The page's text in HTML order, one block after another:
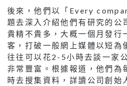
後來，他們以「Every
題去深入介紹他們有研究的
貴精不貴多，大概一個月發行
客，打破一般網上媒體以短為
往往可以花2-5小時去談一家
非常豐富。根據報道，他們為
時去搜集資料，詳讀公司創始